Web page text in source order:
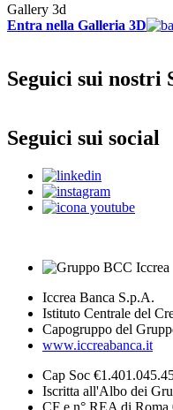
Gallery 3d
Entra nella Galleria 3D
Seguici sui nostri
Seguici sui social
Iccrea Banca S.p.A.
Istituto Centrale del
Capogruppo del
www.iccreabanca.it
Cap Soc
Iscritta all'Albo dei
CF e n° REA di Roma